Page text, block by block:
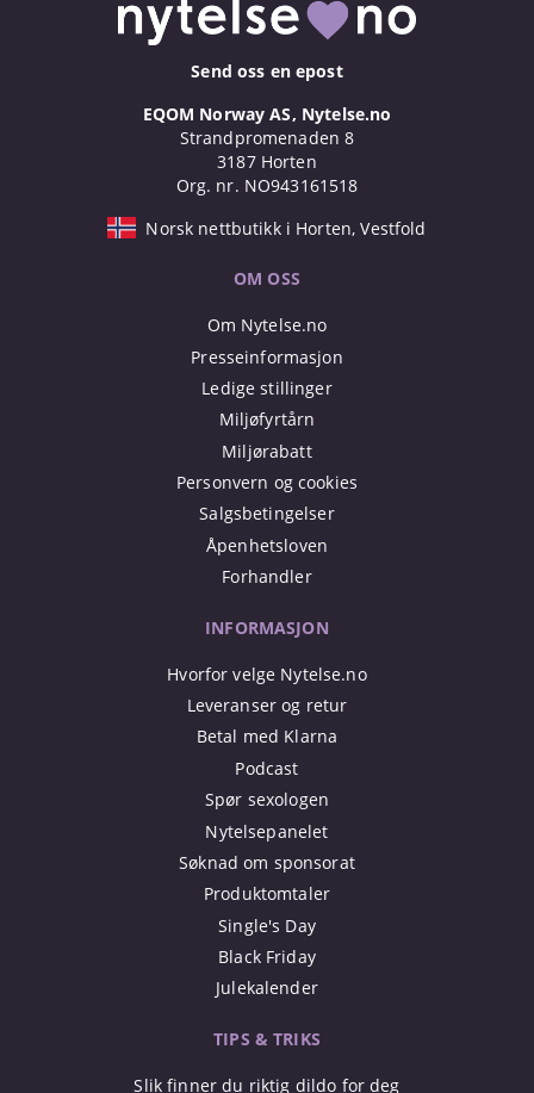
Send oss en epost
EQOM Norway AS, Nytelse.no
Strandpromenaden 8
3187 Horten
Org. nr. NO943161518
Norsk nettbutikk i Horten, Vestfold
OM OSS
Om Nytelse.no
Presseinformasjon
Ledige stillinger
Miljøfyrtårn
Miljørabatt
Personvern og cookies
Salgsbetingelser
Åpenhetsloven
Forhandler
INFORMASJON
Hvorfor velge Nytelse.no
Leveranser og retur
Betal med Klarna
Podcast
Spør sexologen
Nytelsepanelet
Søknad om sponsorat
Produktomtaler
Single's Day
Black Friday
Julekalender
TIPS & TRIKS
Slik finner du riktig dildo for deg